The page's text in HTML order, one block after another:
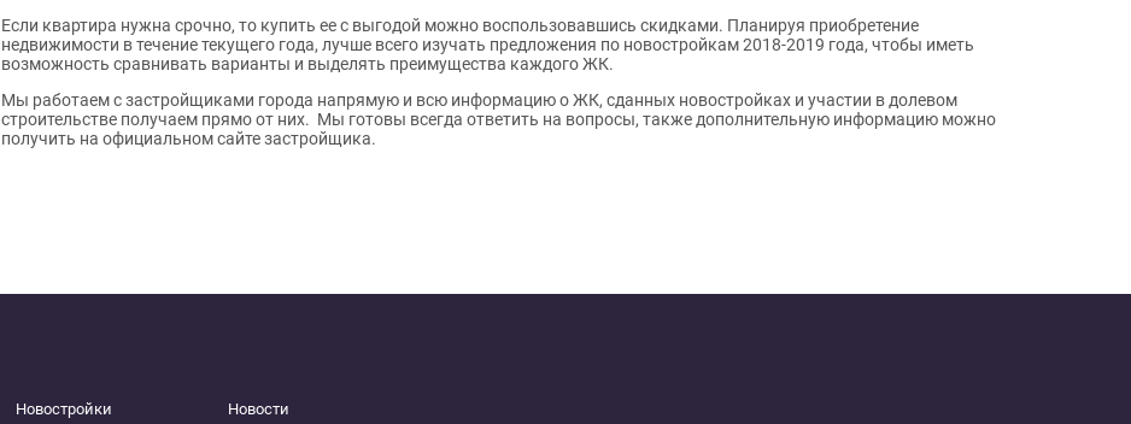
Если квартира нужна срочно, то купить ее с выгодой можно воспользовавшись скидками. Планируя приобретение
недвижимости в течение текущего года, лучше всего изучать предложения по новостройкам 2018-2019 года, чтобы иметь
возможность сравнивать варианты и выделять преимущества каждого ЖК.
Мы работаем с застройщиками города напрямую и всю информацию о ЖК, сданных новостройках и участии в долевом
строительстве получаем прямо от них. Мы готовы всегда ответить на вопросы, также дополнительную информацию можно
получить на официальном сайте застройщика.
Новостройки Новости